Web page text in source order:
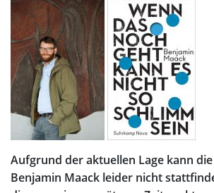
Aufgrund der aktuellen Lage kann
Benjamin Maack leider nicht